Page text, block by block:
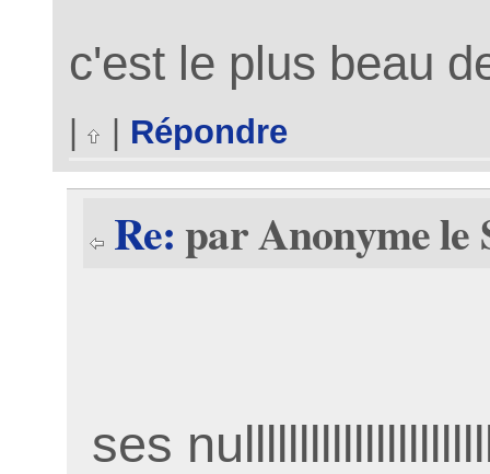
c'est le plus beau
Répondre
Re:par Anonyme le
ses